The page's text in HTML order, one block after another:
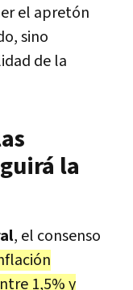
el apretón
sino
de la
la
, el consenso
1,5% y